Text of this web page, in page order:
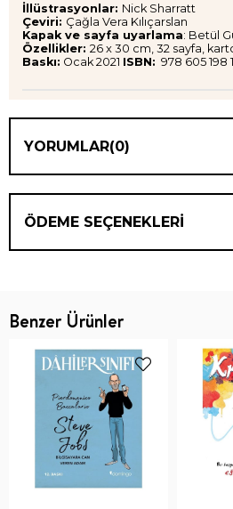
İllüstrasyonlar: Nick Sharratt
Çeviri: Çağla Vera Kılıçarslan
Kapak ve sayfa uyarlama: Betül
Özellikler: 26 x 30 cm, 32 sayfa,
Baskı: Ocak 2021 ISBN: 978 605 198
YORUMLAR(0)
ÖDEME SEÇENEKLERI
Benzer Ürünler